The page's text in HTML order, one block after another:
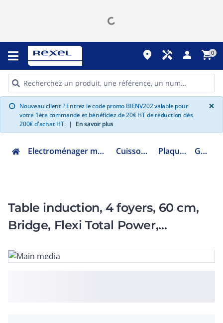
place handyman person shopping_cart0
info Nouveau client ? Entrez le code promo BIENV202 valable pour
votre 1ère commande et bénéficiez de 20€ HT de réduction dès
200€ d'achat HT. | En savoir plus
×
Electroménager multimédia et informatique Cuisson encastrable Plaque induction GTI642BSL
Table induction, 4 foyers, 60 cm,
Bridge, Flexi Total Power,